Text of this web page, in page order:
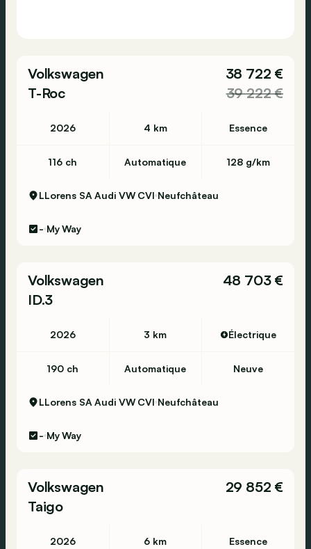
Volkswagen
T-Roc
38 722 €
39 222 €
2026 4 km Essence
116 ch Automatique 128 g/km
LLorens SA Audi VW CVI Neufchâteau
- My Way
Volkswagen
ID.3
48 703 €
2026 3 km Électrique
190 ch Automatique Neuve
LLorens SA Audi VW CVI Neufchâteau
- My Way
Volkswagen
Taigo
29 852 €
2026 6 km Essence